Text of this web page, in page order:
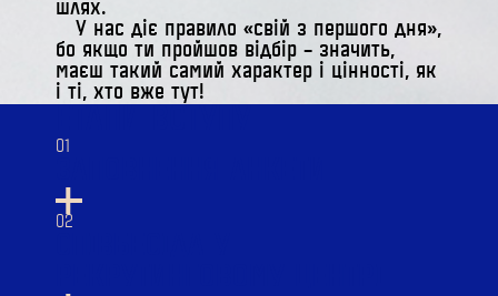
шлях.
У нас діє правило «свій з першого дня»,
бо якщо ти пройшов відбір – значить,
маєш такий самий характер і цінності, як
і ті, хто вже тут!
01
02